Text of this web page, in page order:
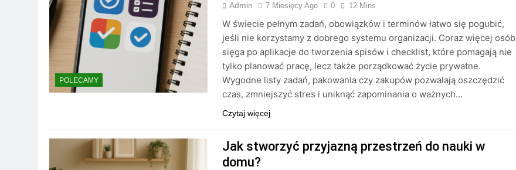
POLECAMY
Admin 7 Miesięcy Ago 0 12 Mins
W świecie pełnym zadań, obowiązków i terminów łatwo się pogubić,
jeśli nie korzystamy z dobrego systemu organizacji. Coraz więcej osób
sięga po aplikacje do tworzenia spisów i checklist, które pomagają nie
tylko planować pracę, lecz także porządkować życie prywatne.
Wygodne listy zadań, pakowania czy zakupów pozwalają oszczędzić
czas, zmniejszyć stres i uniknąć zapominania o ważnych…
Czytaj więcej
Jak stworzyć przyjazną przestrzeń do nauki w
domu?